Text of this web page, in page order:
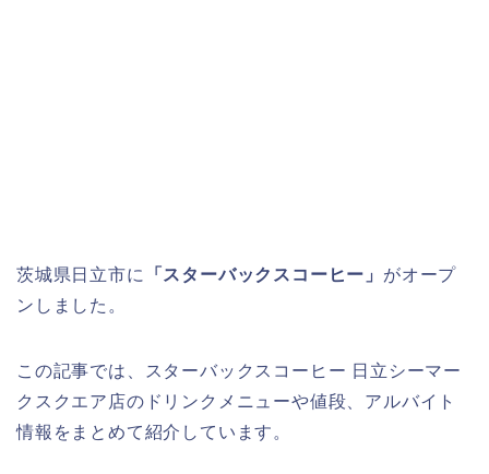
茨城県日立市に 「スターバックスコーヒー」 がオープ
ンしました。
この記事では、スターバックスコーヒー 日立シーマー
クスクエア店のドリンクメニューや値段、アルバイト
情報をまとめて紹介しています。